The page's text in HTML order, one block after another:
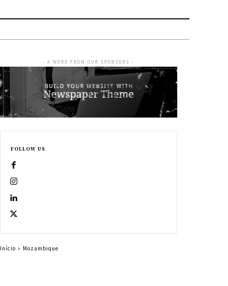
- A WORD FROM OUR SPONSORS -
FOLLOW US
Início Mozambique